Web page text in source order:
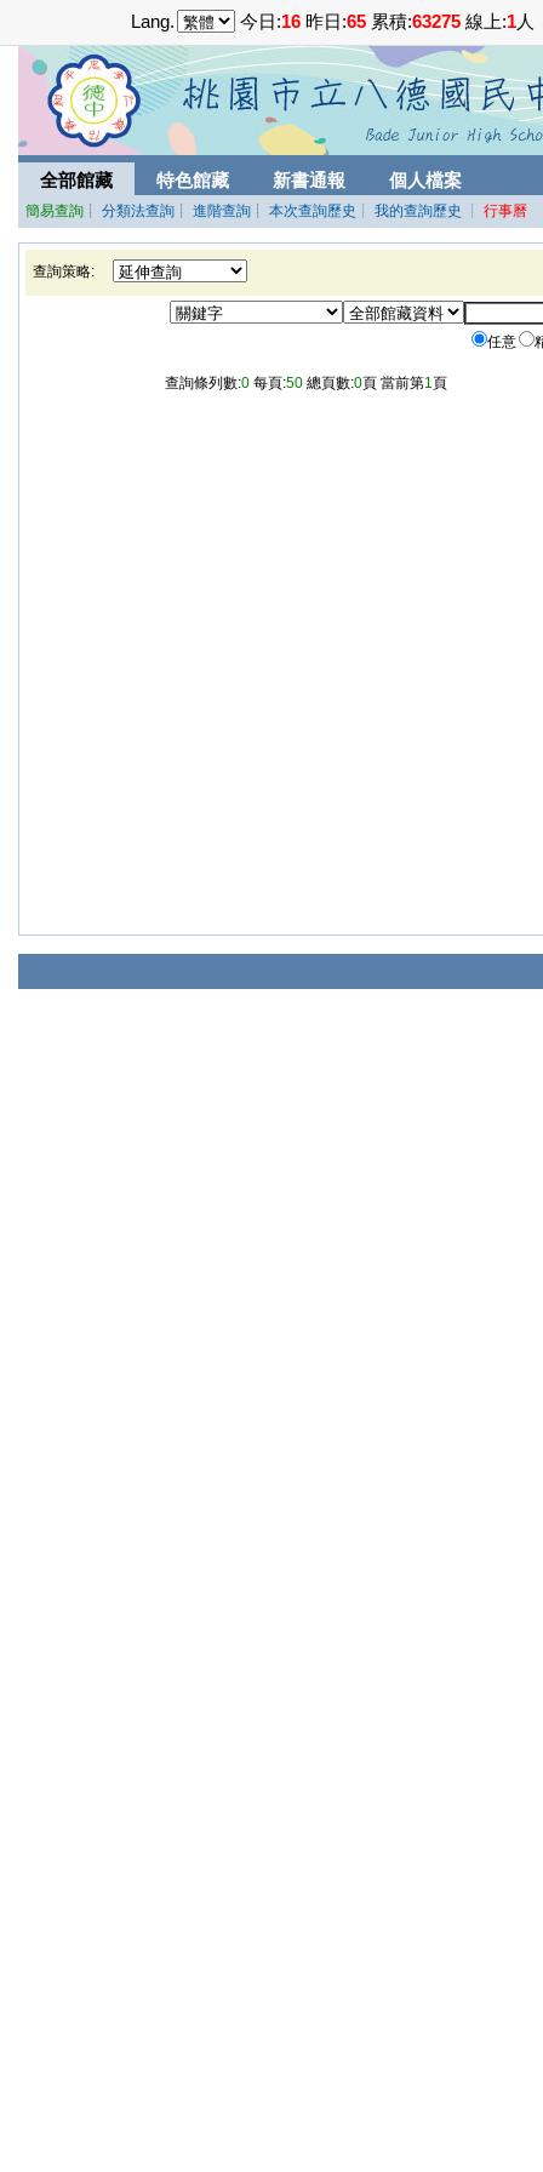
Lang. 今日:16 昨日:65 累積:63275 線上:1人
全部館藏 特色館藏 新書通報 個人檔案
簡易查詢 ┊ 分類法查詢 ┊ 進階查詢 ┊ 本次查詢歷史 ┊ 我的查詢歷史 ┊ 行事曆
查詢策略:
任意
查詢條列數:0 每頁:50 總頁數:0頁 當前第1頁